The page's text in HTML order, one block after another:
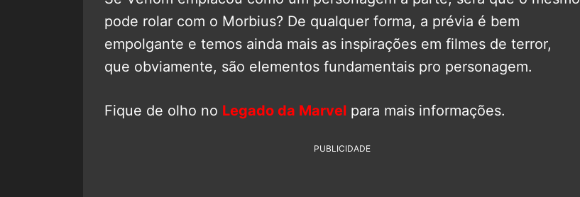
pode rolar com o Morbius? De qualquer forma, a prévia é bem
empolgante e temos ainda mais as inspirações em filmes de terror,
que obviamente, são elementos fundamentais pro personagem.
Fique de olho no Legado da Marvel para mais informações.
PUBLICIDADE